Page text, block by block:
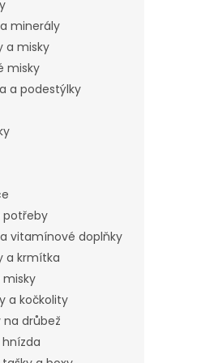
minerály
a misky
misky
a podestýlky
potřeby
vitamínové doplňky
a krmítka
a kočkolity
na drůbež
hnízda